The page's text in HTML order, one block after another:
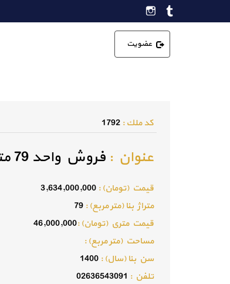
عضویت
كد ملك : 1792
عنوان : فروش واحد 79 متری در خیابان فضای سبز
قيمت (تومان) : 3,634,000,000
متراژ بنا (متر مربع) : 79
قيمت متري (تومان) :46,000,000
مساحت (متر مربع) :
سن بنا (سال) : 1400
تلفن : 02636543091